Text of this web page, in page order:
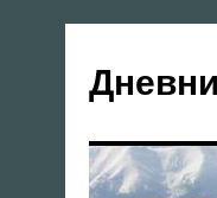
содержимому